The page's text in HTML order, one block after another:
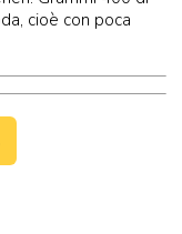
cioè con poca